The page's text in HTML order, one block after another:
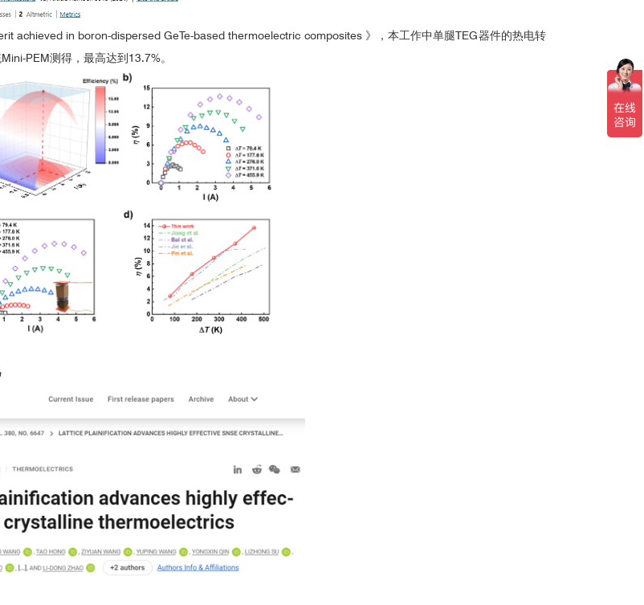
achieved in boron-dispersed GeTe-based thermoelectric composites 》，本工作中单腿TEG器件的热电转
PEM测得，最高达到13.7%。